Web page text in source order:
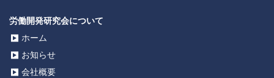
労働開発研究会について
ホーム
お知らせ
会社概要